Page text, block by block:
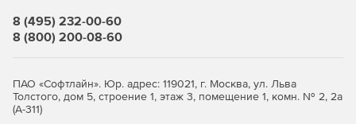
8 (495) 232-00-60
8 (800) 200-08-60
ПАО «Софтлайн». Юр. адрес: 119021, г. Москва, ул. Льва
Толстого, дом 5, строение 1, этаж 3, помещение 1, комн. № 2, 2а
(А-311)